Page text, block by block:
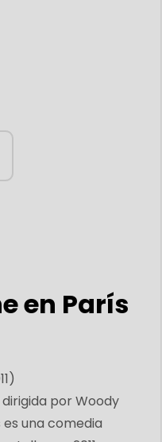
en París
por Woody
una comedia